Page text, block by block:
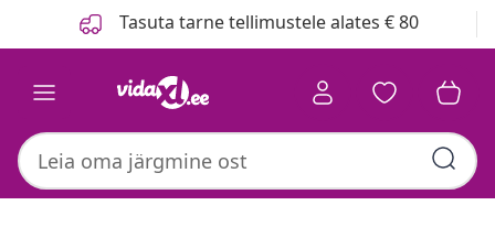
Tasuta tarne tellimustele alates € 80